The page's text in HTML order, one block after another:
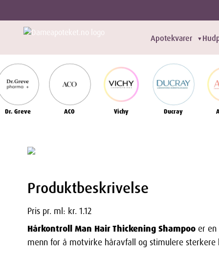
Apotekvarer ▼
Dr. Greve ACO Vichy Ducray
Produktbeskrivelse
Pris pr. ml: kr. 1.12
Hårkontroll Man Hair Thickening Shampoo er
menn for å motvirke håravfall og stimulere